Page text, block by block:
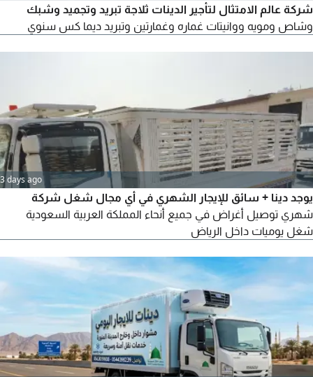
شركة عالم الامتثال لتأجير الدينات ثلاجة تبريد وتجميد وشبك
وشاص ومويه ووانيتات غماره وغمارتين وتبريد ديما كس سنوي
3 days ago
يوجد دينا + سائق للإيجار الشهري في أي مجال شغل شركة
شهري توصيل أغراض في جميع أنحاء المملكة العربية السعودية
شغل يوميات داخل الرياض